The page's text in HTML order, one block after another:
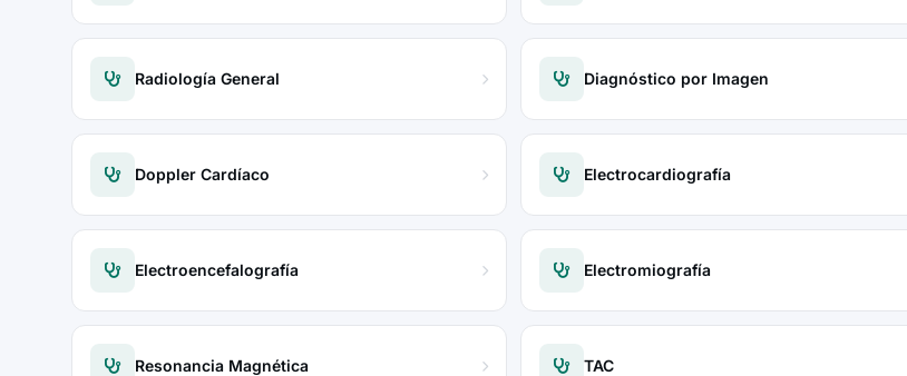
Radiología General Diagnóstico por Imagen
Doppler Cardíaco Electrocardiografía
Electroencefalografía Electromiografía
Resonancia Magnética TAC